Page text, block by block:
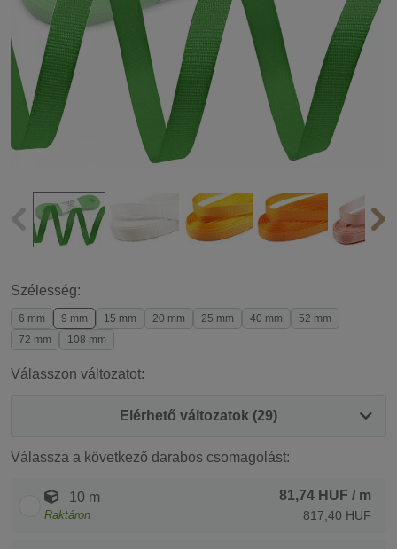
Szélesség:
6 mm 9 mm 15 mm 20 mm 25 mm 40 mm
52 mm
72 mm
108 mm
Válasszon változatot:
Elérhető változatok (29)
Válassza a következő darabos csomagolást:
10 m
Raktáron
81,74 HUF / m
817,40 HUF